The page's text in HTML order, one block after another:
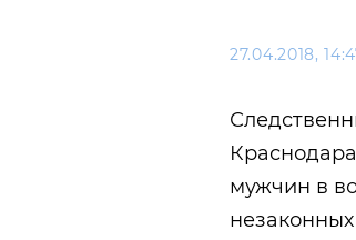
27.04.2018,
мужчин в